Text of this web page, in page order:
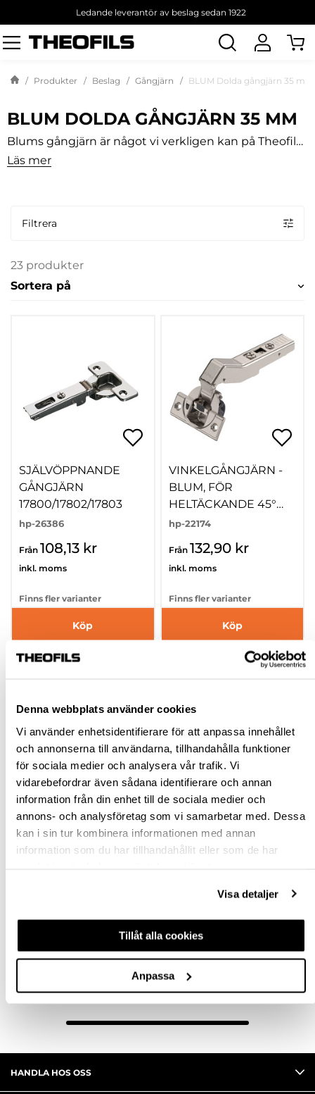
Denna webbplats använder cookies
Vi använder enhetsidentifierare för att anpassa innehållet
och annonserna till användarna, tillhandahålla funktioner
för sociala medier och analysera vår trafik. Vi
vidarebefordrar även sådana identifierare och annan
information från din enhet till de sociala medier och
annons- och analysföretag som vi samarbetar med. Dessa
kan i sin tur kombinera informationen med annan
information som du har tillhandahållit eller som de har
Visa detaljer
Tillåt alla cookies
Anpassa
Ledande leverantör av beslag sedan 1922
Sök
produkt
Produkter Beslag Gångjärn BLUM Dolda gångjärn 35 mm
BLUM DOLDA GÅNGJÄRN 35 MM
Blums gångjärn är något vi verkligen kan på Theofils.
Här hittar du merparten av sortimentet och de allra
vanligaste gångjärnen på marknaden. Vi har givetvis
finns även tillbehör som expandomuff, täckpropp
Läs mer
Filtrera
23 produkter
Sortera på
SJÄLVÖPPNANDE
GÅNGJÄRN
17800/17802/17803
hp-26386
Från 108,13 kr
inkl. moms
Finns fler varianter
Köp
VINKELGÅNGJÄRN -
BLUM, FÖR
HELTÄCKANDE 45°
LUCKA STANDARD
hp-22174
Från 132,90 kr
inkl. moms
Finns fler varianter
Köp
VINKELGÅNGJÄRN
79B9458 BLUMOTION
95°, 45° MAX.
TÄCKANDE
202310.89
Köp
HANDLA HOS OSS